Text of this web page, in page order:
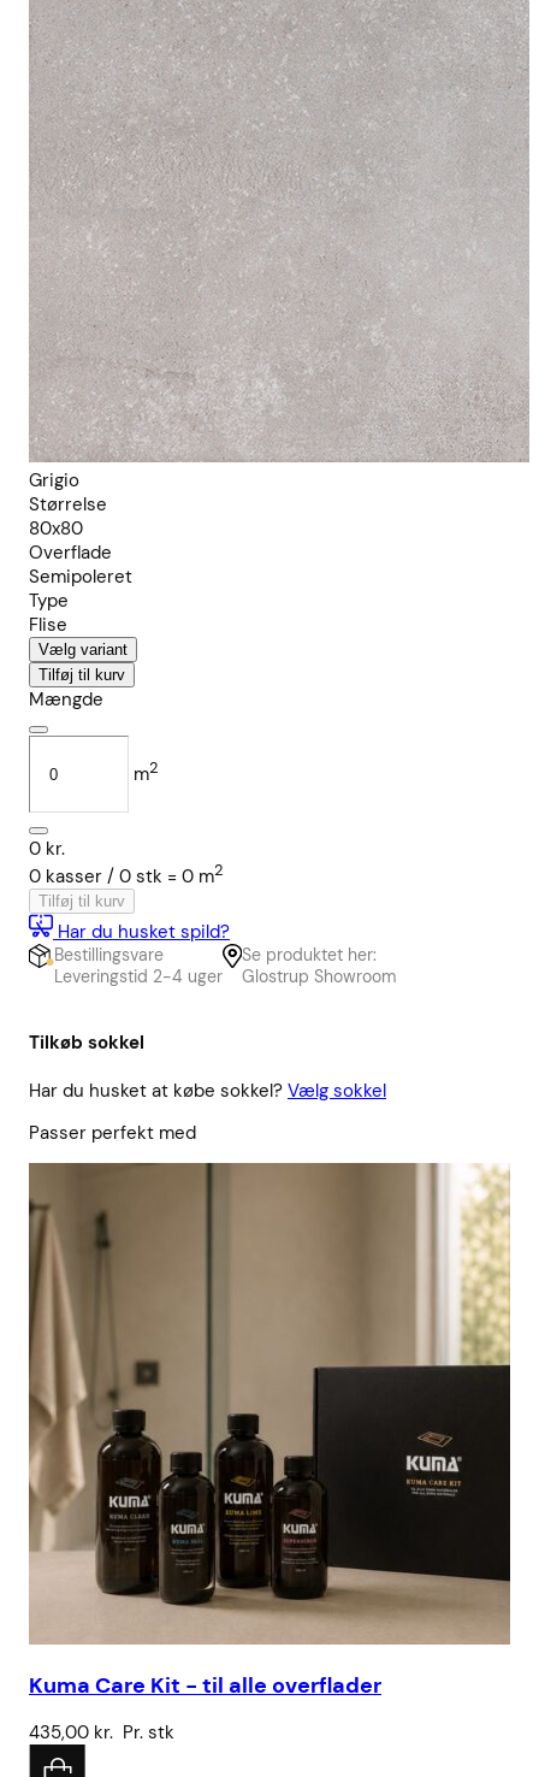
Grigio
Størrelse
80x80
Overflade
Semipoleret
Type
Flise
Vælg variant
Tilføj til kurv
Mængde
m2
0 kr.
0 kasser / 0 stk = 0 m2
Tilføj til kurv
Har du husket spild?
Bestillingsvare
Leveringstid 2-4 uger
Se produktet her:
Glostrup Showroom
Tilkøb sokkel
Har du husket at købe sokkel? Vælg sokkel
Passer perfekt med
Kuma Care Kit - til alle overflader
435,00 kr. Pr. stk